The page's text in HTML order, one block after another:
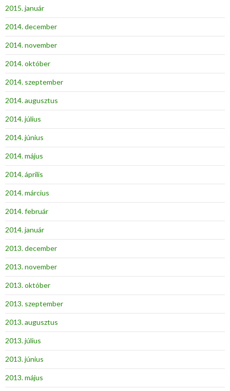
2015. január
2014. december
2014. november
2014. október
2014. szeptember
2014. augusztus
2014. július
2014. június
2014. május
2014. április
2014. március
2014. február
2014. január
2013. december
2013. november
2013. október
2013. szeptember
2013. augusztus
2013. július
2013. június
2013. május